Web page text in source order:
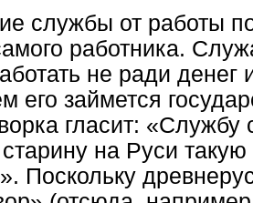
службы от работы
работника.
не ради денег
его займется
гласит:
на Руси
Поскольку